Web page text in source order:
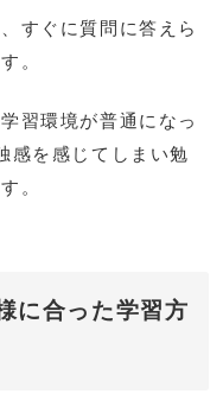
すぐに質問に答えら
。
習環境が普通になっ
感を感じてしまい勉
。
に合った学習方